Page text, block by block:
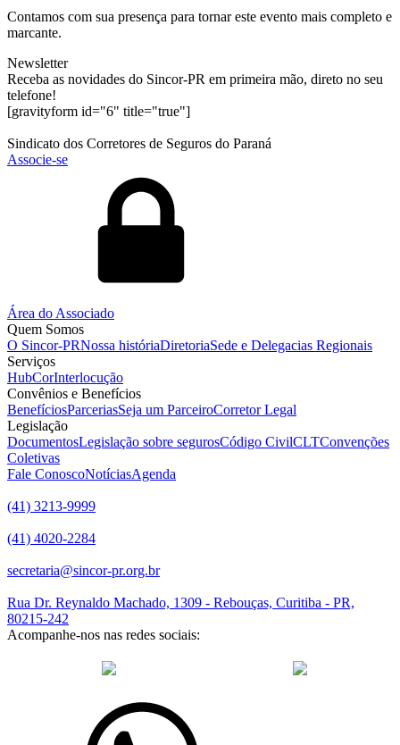
Contamos com sua presença para tornar este evento mais completo e
marcante.
Newsletter
Receba as novidades do Sincor-PR em primeira mão, direto no seu
telefone!
[gravityform id="6" title="true"]
Sindicato dos Corretores de Seguros do Paraná
Associe-se
Área do Associado
Quem Somos
O Sincor-PRNossa históriaDiretoriaSede e Delegacias Regionais
Serviços
HubCorInterlocução
Convênios e Benefícios
BenefíciosParceriasSeja um ParceiroCorretor Legal
Legislação
DocumentosLegislação sobre segurosCódigo CivilCLTConvenções
Coletivas
Fale ConoscoNotíciasAgenda
(41) 3213-9999
(41) 4020-2284
secretaria@sincor-pr.org.br
Rua Dr. Reynaldo Machado, 1309 - Rebouças, Curitiba - PR,
80215-242
Acompanhe-nos nas redes sociais: